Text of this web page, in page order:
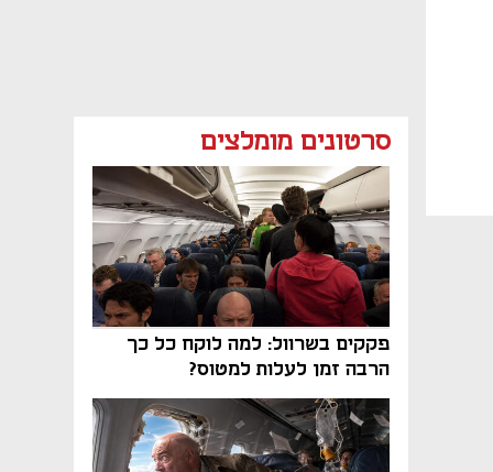
סרטונים מומלצים
פקקים בשרוול: למה לוקח כל כך
הרבה זמן לעלות למטוס?